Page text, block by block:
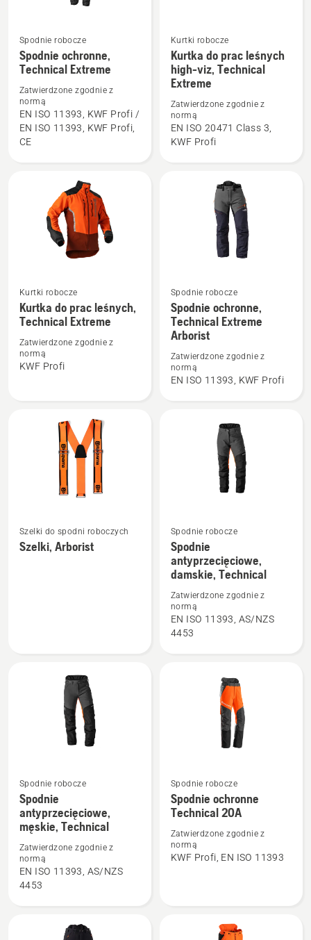
Zobacz
więcej
Spodnie
ochronne,
Technical
Spodnie robocze
Spodnie ochronne,
Technical Extreme
Zatwierdzone zgodnie z
normą
EN ISO 11393, KWF Profi /
EN ISO 11393, KWF Profi,
CE
Zobacz
więcej
szczegółów
Kurtka
do
prac
Kurtki robocze
Kurtka do prac leśnych
high-viz, Technical
Extreme
Zatwierdzone zgodnie z
normą
EN ISO 20471 Class 3,
KWF Profi
Zobacz
więcej
szczegółów
Kurtka
Technical
Kurtki robocze
Kurtka do prac leśnych,
Technical Extreme
Zatwierdzone zgodnie z
normą
KWF Profi
Zobacz
więcej
szczegółów
Spodnie
ochronne,
Spodnie robocze
Spodnie ochronne,
Technical Extreme
Arborist
Zatwierdzone zgodnie z
normą
EN ISO 11393, KWF Profi
Zobacz
Szelki do spodni roboczych
Szelki, Arborist
Zobacz
więcej
szczegółów
Spodnie
antyprzecięciowe,
damskie,
Spodnie robocze
Spodnie
antyprzecięciowe,
damskie, Technical
Zatwierdzone zgodnie z
normą
EN ISO 11393, AS/NZS
4453
Zobacz
więcej
szczegółów
Spodnie
antyprzecięciowe,
męskie,
Spodnie robocze
Spodnie
antyprzecięciowe,
męskie, Technical
Zatwierdzone zgodnie z
normą
EN ISO 11393, AS/NZS
4453
Zobacz
więcej
Spodnie
Spodnie robocze
Spodnie ochronne
Technical 20A
Zatwierdzone zgodnie z
normą
KWF Profi, EN ISO 11393